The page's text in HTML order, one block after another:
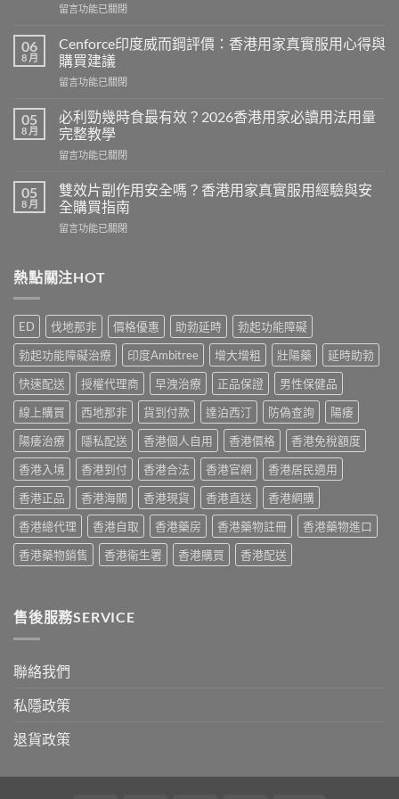
在
悍
馬
糖
效
真
相：
香
港
家
實
與
購
南〉
中
留言功能已關閉
06
8 月
Cenforce印度威而鋼評價：香港用家真實服用心得與
購買建議
在
印
度
威
而
評
價：
香
港
真
用
心
得
與
購
買
建
議〉
中
留言功能已關閉
05
8 月
必利勁幾時食最有效？2026香港用家必讀用法用量
完整教學
在
利
勁
幾
時
有
香
港
用
家
必
讀
用
法
用
量
完
整
教
學〉
中
留言功能已關閉
05
8 月
雙效片副作用安全嗎？香港用家真實服用經驗與安
全購買指南
在
片
副
用
安
全
嗎？
香
港
用
家
真
實
服
用
經
驗
與
安
全
南〉
留言功能已關閉
熱點關注HOT
ED 伐地那非 價格優惠 助勃延時
勃起功能障礙
勃起功能障礙治療
印度Ambitree 增大增粗 壯陽藥
延時助勃
快速配送
授權代理商 早洩治療 正品保證
男性保健品
線上購買
西地那非 貨到付款 達泊西汀 防偽查詢
陽痿
陽痿治療
隱私配送 香港個人自用 香港價格
香港免稅額度
香港入境
香港到付 香港合法 香港官網
香港居民適用
香港正品
香港海關 香港現貨 香港直送
香港網購
香港總代理
香港自取 香港藥房 香港藥物註冊
香港藥物進口
香港藥物銷售
香港衛生署 香港購買 香港配送
售後服務SERVICE
聯絡我們
私隱政策
退貨政策